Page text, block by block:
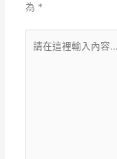
為 *
在